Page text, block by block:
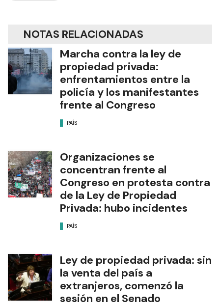
NOTAS RELACIONADAS
Marcha contra la ley de
propiedad privada:
enfrentamientos entre la
policía y los manifestantes
frente al Congreso
PAÍS
Organizaciones se
concentran frente al
Congreso en protesta contra
de la Ley de Propiedad
Privada: hubo incidentes
PAÍS
Ley de propiedad privada: sin
la venta del país a
extranjeros, comenzó la
sesión en el Senado